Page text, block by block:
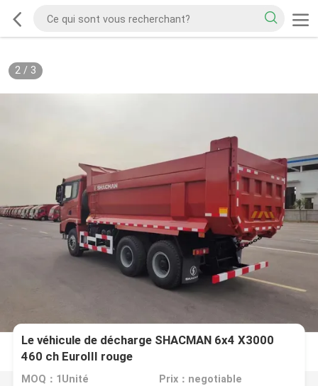
2/ 3
Le véhicule de décharge SHACMAN 6x4 X3000
460 ch EuroIII rouge
MOQ：1Unité Prix：negotiable